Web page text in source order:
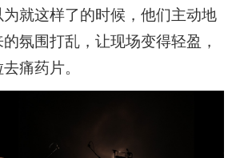
就这样了的时候，他们主动地
氛围打乱，让现场变得轻盈，
痛药片。